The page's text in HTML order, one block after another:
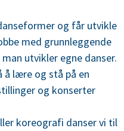
og får utvikle
med grunnleggende
utvikler egne danser.
å lære og stå på en
og konserter
koreografi danser vi til